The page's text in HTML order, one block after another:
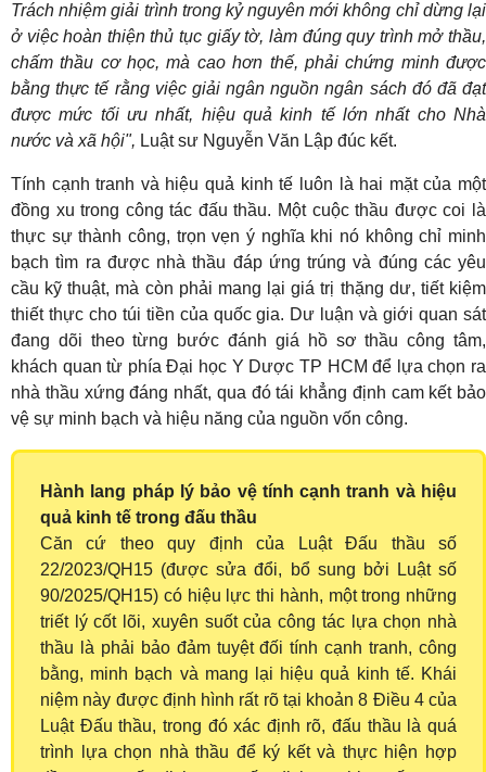
Trách nhiệm giải trình trong kỷ nguyên mới không chỉ dừng lại
ở việc hoàn thiện thủ tục giấy tờ, làm đúng quy trình mở thầu,
chấm thầu cơ học, mà cao hơn thế, phải chứng minh được
bằng thực tế rằng việc giải ngân nguồn ngân sách đó đã đạt
được mức tối ưu nhất, hiệu quả kinh tế lớn nhất cho Nhà
nước và xã hội", Luật sư Nguyễn Văn Lập đúc kết.
Tính cạnh tranh và hiệu quả kinh tế luôn là hai mặt của một
đồng xu trong công tác đấu thầu. Một cuộc thầu được coi là
thực sự thành công, trọn vẹn ý nghĩa khi nó không chỉ minh
bạch tìm ra được nhà thầu đáp ứng trúng và đúng các yêu
cầu kỹ thuật, mà còn phải mang lại giá trị thặng dư, tiết kiệm
thiết thực cho túi tiền của quốc gia. Dư luận và giới quan sát
đang dõi theo từng bước đánh giá hồ sơ thầu công tâm,
khách quan từ phía Đại học Y Dược TP HCM để lựa chọn ra
nhà thầu xứng đáng nhất, qua đó tái khẳng định cam kết bảo
vệ sự minh bạch và hiệu năng của nguồn vốn công.
Hành lang pháp lý bảo vệ tính cạnh tranh và hiệu
quả kinh tế trong đấu thầu
Căn cứ theo quy định của Luật Đấu thầu số
22/2023/QH15 (được sửa đổi, bổ sung bởi Luật số
90/2025/QH15) có hiệu lực thi hành, một trong những
triết lý cốt lõi, xuyên suốt của công tác lựa chọn nhà
thầu là phải bảo đảm tuyệt đối tính cạnh tranh, công
bằng, minh bạch và mang lại hiệu quả kinh tế. Khái
niệm này được định hình rất rõ tại khoản 8 Điều 4 của
Luật Đấu thầu, trong đó xác định rõ, đấu thầu là quá
trình lựa chọn nhà thầu để ký kết và thực hiện hợp